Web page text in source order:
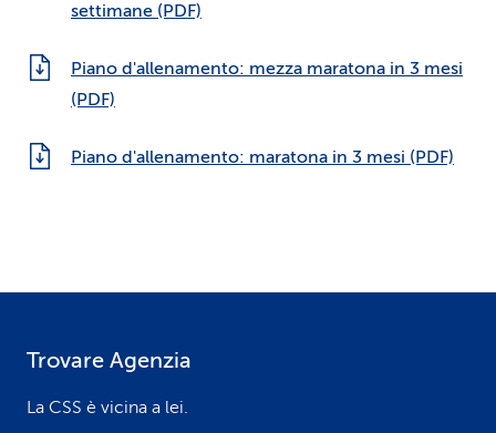
settimane (PDF)
Piano d'allenamento: mezza maratona in 3 mesi
(PDF)
Piano d'allenamento: maratona in 3 mesi (PDF)
Trovare Agenzia
La CSS è vicina a lei.